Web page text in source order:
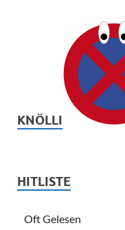
KNÖLLI
HITLISTE
Oft Gelesen